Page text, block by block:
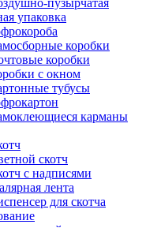
пузырчатая
упаковка
коробки
коробки
с окном
тубусы
карманы
скотч
с надписями
лента
для скотча